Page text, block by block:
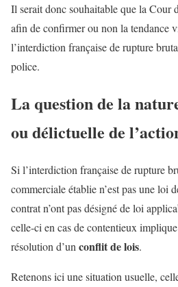
Il serait donc souhaitable que la Cour
afin de confirmer ou non la tendance
l’interdiction française de rupture
police.
La question de la
ou délictuelle de
Si l’interdiction française de rupture
commerciale établie n’est pas une loi
contrat n’ont pas désigné de loi
celle-ci en cas de contentieux
résolution d’unconflit de lois.
Retenons ici une situation usuelle,